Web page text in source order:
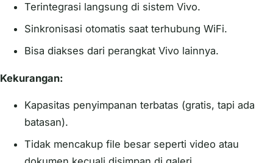
Terintegrasi langsung di sistem Vivo.
Sinkronisasi otomatis saat terhubung WiFi.
Bisa diakses dari perangkat Vivo lainnya.
Kekurangan:
Kapasitas penyimpanan terbatas (gratis, tapi ada
batasan).
Tidak mencakup file besar seperti video atau